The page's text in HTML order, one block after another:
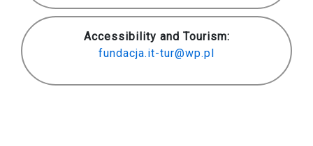
Accessibility and Tourism:
fundacja.it-tur@wp.pl